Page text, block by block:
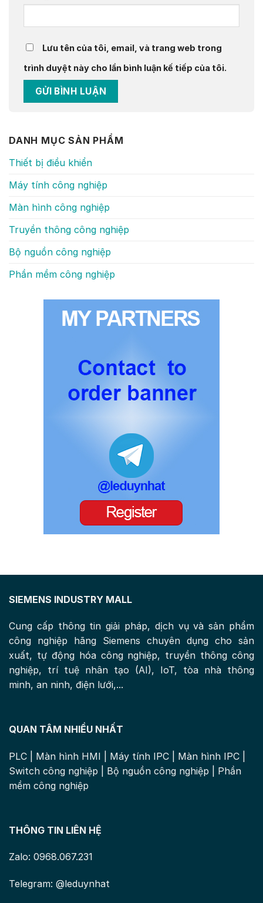
Lưu tên của tôi, email, và trang web trong
trình duyệt này cho lần bình luận kế tiếp của tôi.
DANH MỤC SẢN PHẨM
Thiết bị điều khiển
Máy tính công nghiệp
Màn hình công nghiệp
Truyền thông công nghiệp
Bộ nguồn công nghiệp
Phần mềm công nghiệp
SIEMENS INDUSTRY MALL
Cung cấp thông tin giải pháp, dịch vụ và sản phẩm
công nghiệp hãng Siemens chuyên dụng cho sản
xuất, tự động hóa công nghiệp, truyền thông công
nghiệp, trí tuệ nhân tạo (AI), IoT, tòa nhà thông
minh, an ninh, điện lưới,...
QUAN TÂM NHIỀU NHẤT
PLC Màn hình HMI Máy tính IPC Màn hình IPC
Switch công nghiệp
Bộ nguồn công nghiệp
Phần
mềm công nghiệp
THÔNG TIN LIÊN HỆ
Zalo: 0968.067.231
Telegram: @leduynhat